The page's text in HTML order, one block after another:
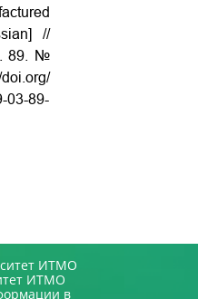
//
89. №
doi.org/
03-89-
ИТМО
ИТМО
в